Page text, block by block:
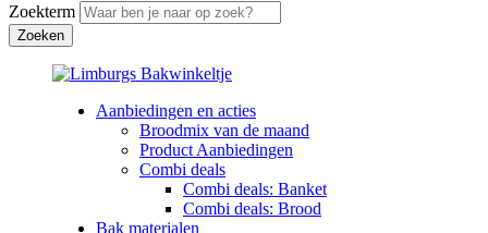
Zoekterm
Aanbiedingen en acties
Broodmix van de maand
Product Aanbiedingen
Combi deals
Combi deals: Banket
Combi deals: Brood
Bak materialen